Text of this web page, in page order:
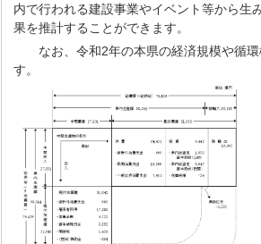
内で行われる建設事業やイベント等から生
果を推計することができます。
なお、令和2年の本県の経済規模や循環
す。